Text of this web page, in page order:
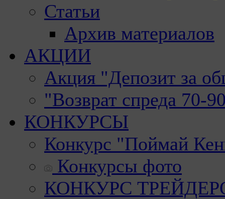
Статьи
Архив материалов
АКЦИИ
Акция "Депозит за
"Возврат спреда 70-
КОНКУРСЫ
Конкурс "Поймай
Конкурсы фото
КОНКУРС